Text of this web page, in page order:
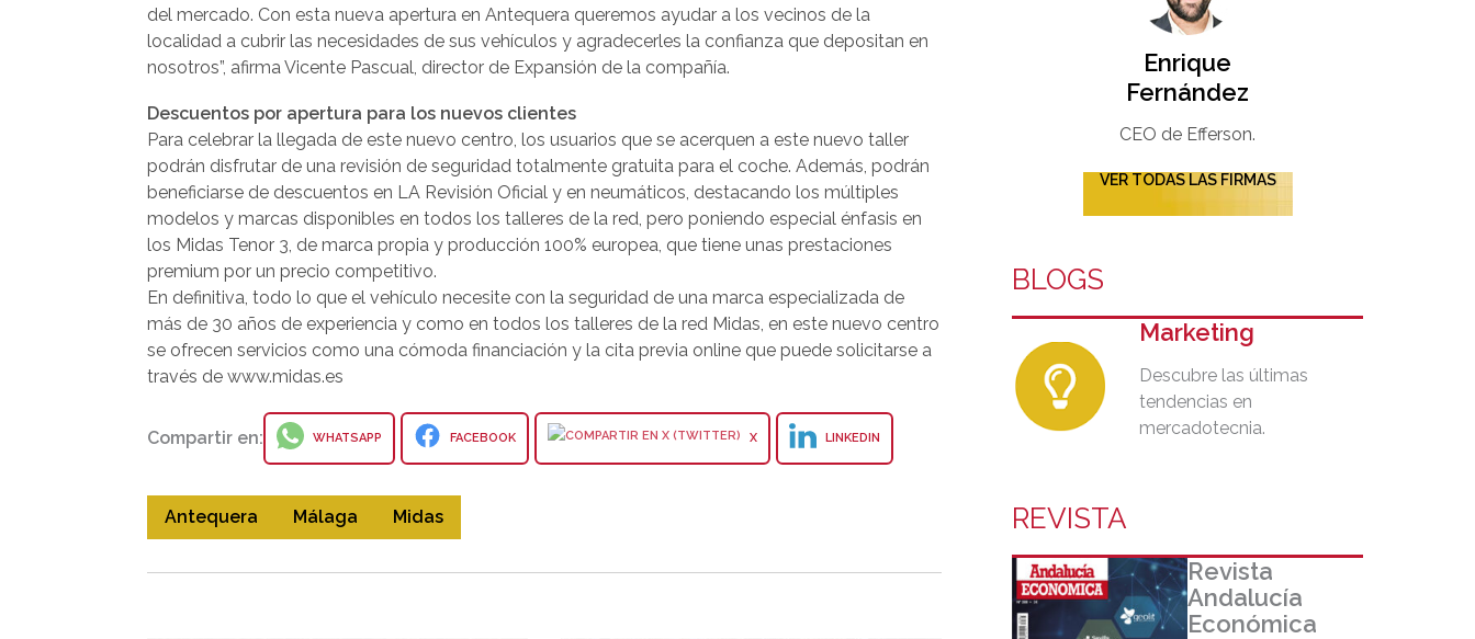
del mercado. Con esta nueva apertura en Antequera queremos ayudar a los vecinos de la
localidad a cubrir las necesidades de sus vehículos y agradecerles la confianza que depositan en
nosotros”, afirma Vicente Pascual, director de Expansión de la compañía.
Descuentos por apertura para los nuevos clientes
Para celebrar la llegada de este nuevo centro, los usuarios que se acerquen a este nuevo taller
podrán disfrutar de una revisión de seguridad totalmente gratuita para el coche. Además, podrán
beneficiarse de descuentos en LA Revisión Oficial y en neumáticos, destacando los múltiples
modelos y marcas disponibles en todos los talleres de la red, pero poniendo especial énfasis en
los Midas Tenor 3, de marca propia y producción 100% europea, que tiene unas prestaciones
premium por un precio competitivo.
En definitiva, todo lo que el vehículo necesite con la seguridad de una marca especializada de
más de 30 años de experiencia y como en todos los talleres de la red Midas, en este nuevo centro
se ofrecen servicios como una cómoda financiación y la cita previa online que puede solicitarse a
través de www.midas.es
Compartir en: WHATSAPP FACEBOOK X LINKEDIN
Antequera Málaga Midas
Enrique
Fernández
CEO de Efferson.
VER TODAS LAS FIRMAS
BLOGS
Marketing
Descubre las últimas
tendencias en
mercadotecnia.
REVISTA
Revista
Andalucía
Económica